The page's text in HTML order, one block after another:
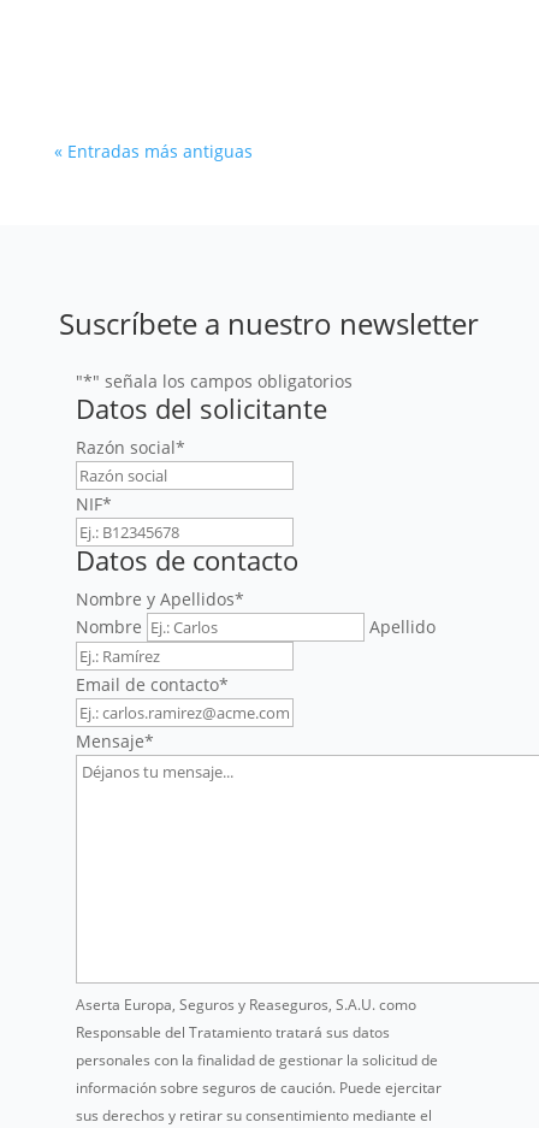
« Entradas más antiguas
Suscríbete a nuestro newsletter
"*" señala los campos obligatorios
Datos del solicitante
Razón social*
NIF*
Datos de contacto
Nombre y Apellidos*
Nombre
Apellido
Email de contacto*
Mensaje*
Aserta Europa, Seguros y Reaseguros, S.A.U. como
Responsable del Tratamiento tratará sus datos
personales con la finalidad de gestionar la solicitud de
información sobre seguros de caución. Puede ejercitar
sus derechos y retirar su consentimiento mediante el